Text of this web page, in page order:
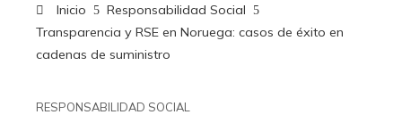
Inicio
Responsabilidad Social
Transparencia y RSE en Noruega: casos de éxito en
cadenas de suministro
RESPONSABILIDAD SOCIAL